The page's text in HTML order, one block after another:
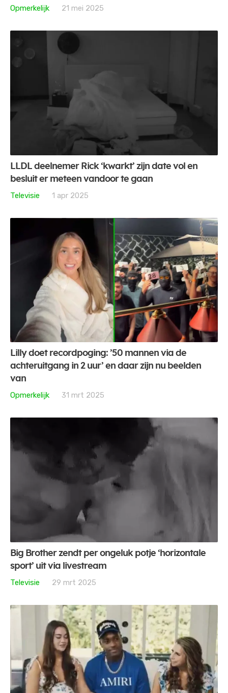
Opmerkelijk
21 mei 2025
LLDL deelnemer Rick ‘kwarkt’ zijn date vol en
besluit er meteen vandoor te gaan
Televisie
1 apr 2025
Lilly doet recordpoging: ’50 mannen via de
achteruitgang in 2 uur’ en daar zijn nu beelden
van
Opmerkelijk
31 mrt 2025
Big Brother zendt per ongeluk potje ‘horizontale
sport’ uit via livestream
Televisie
29 mrt 2025